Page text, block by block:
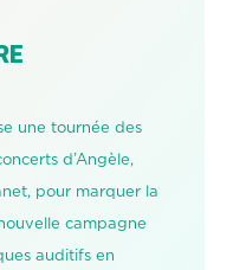
une tournée des
d’Angèle,
pour marquer la
campagne
auditifs en